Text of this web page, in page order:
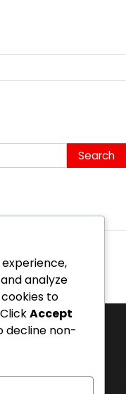
analyze
to
Accept
decline non-